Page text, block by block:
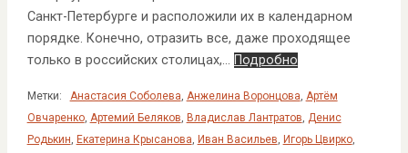
Санкт-Петербурге и расположили их в календарном
порядке. Конечно, отразить все, даже проходящее
только в российских столицах,… Подробно
Метки: Анастасия Соболева, Анжелина Воронцова, Артём
Овчаренко, Артемий Беляков, Владислав Лантратов, Денис
Родькин, Екатерина Крысанова, Иван Васильев, Игорь Цвирко,